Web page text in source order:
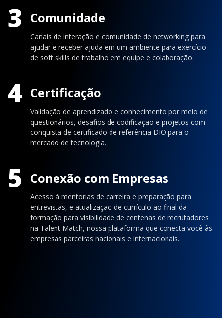
3 Comunidade
Canais de interação e comunidade de networking para
ajudar e receber ajuda em um ambiente para exercício
de soft skills de trabalho em equipe e colaboração.
4 Certificação
Validação de aprendizado e conhecimento por meio de
questionários, desafios de codificação e projetos com
conquista de certificado de referência DIO para o
mercado de tecnologia.
5 Conexão com Empresas
Acesso à mentorias de carreira e preparação para
entrevistas, e atualização de currículo ao final da
formação para visibilidade de centenas de recrutadores
na Talent Match, nossa plataforma que conecta você às
empresas parceiras nacionais e internacionais.